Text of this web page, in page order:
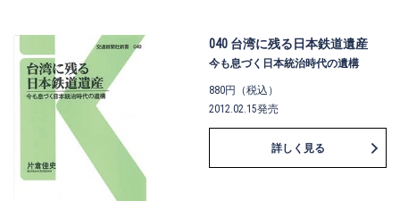
040 台湾に残る日本鉄道遺産
今も息づく日本統治時代の遺構
880円（税込）
2012.02.15発売
詳しく見る